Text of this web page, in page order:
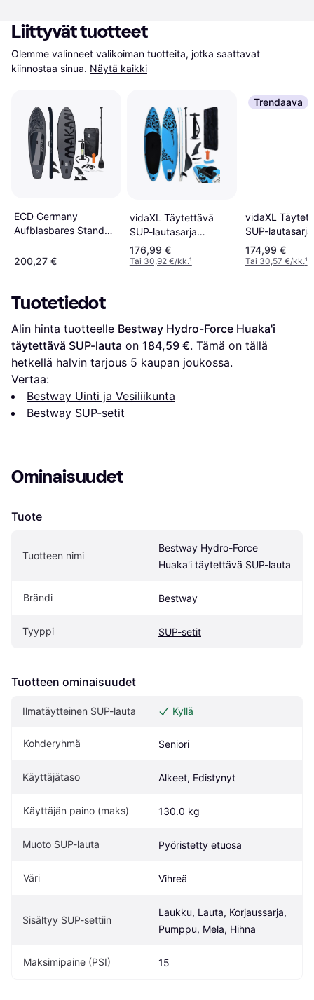
Liittyvät tuotteet
Olemme valinneet valikoiman tuotteita, jotka saattavat
kiinnostaa sinua. Näytä kaikki
ECD Germany
Aufblasbares Stand
Makani
200,27 €
vidaXL Täytettävä
SUP-lautasarja
320x76x15 sininen
176,99 €
Tai 30,92 €/kk.¹
Trendaava
vidaXL
SUP-lautasarja
305x76x15
174,99 €
Tai 30,57 €/kk.¹
Tuotetiedot
Alin hinta tuotteelle Bestway Hydro-Force Huaka'i
täytettävä SUP-lauta on 184,59 €. Tämä on tällä
hetkellä halvin tarjous 5 kaupan joukossa.
Vertaa:
Bestway Uinti ja Vesiliikunta
Bestway SUP-setit
Ominaisuudet
Tuote
Tuotteen nimi
Bestway Hydro-Force
Huaka'i täytettävä SUP-lauta
Brändi Bestway
Tyyppi SUP-setit
Tuotteen ominaisuudet
Ilmatäytteinen SUP-lauta Kyllä
Kohderyhmä Seniori
Käyttäjätaso Alkeet, Edistynyt
Käyttäjän paino (maks) 130.0 kg
Muoto SUP-lauta Pyöristetty etuosa
Väri Vihreä
Sisältyy SUP-settiin
Laukku, Lauta, Korjaussarja,
Pumppu, Mela, Hihna
Maksimipaine (PSI) 15